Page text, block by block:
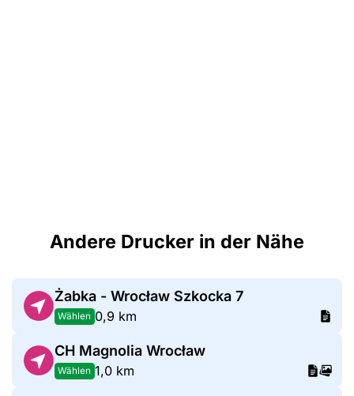
Andere Drucker in der Nähe
Żabka - Wrocław Szkocka 7
Wählen 0,9 km
CH Magnolia Wrocław
Wählen 1,0 km